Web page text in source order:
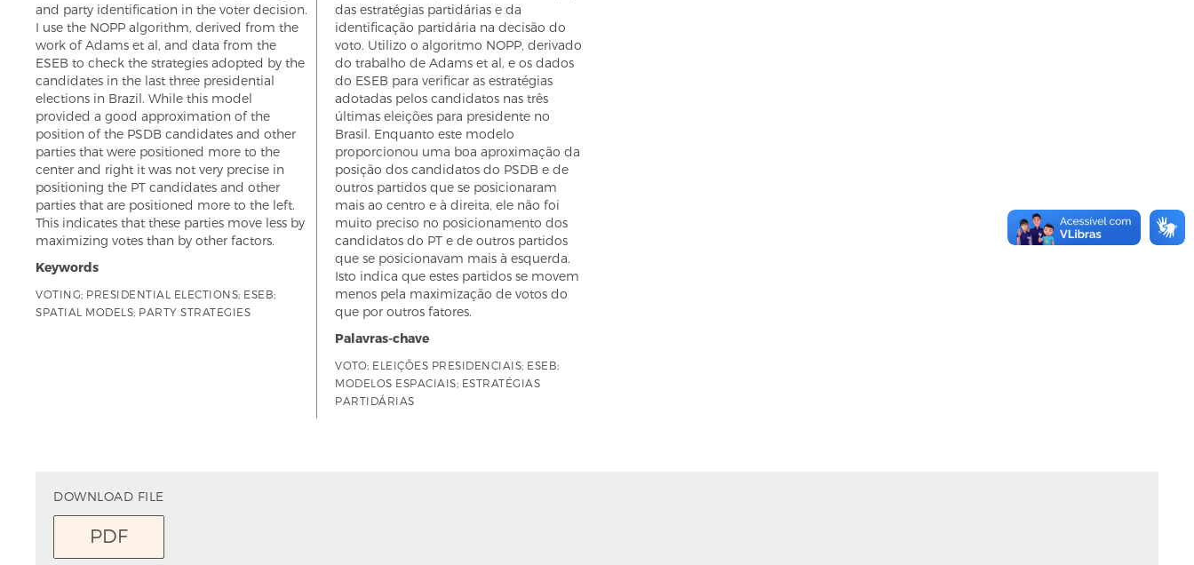
and party identification in the voter decision.
I use the NOPP algorithm, derived from the
work of Adams et al, and data from the
ESEB to check the strategies adopted by the
candidates in the last three presidential
elections in Brazil. While this model
provided a good approximation of the
position of the PSDB candidates and other
parties that were positioned more to the
center and right it was not very precise in
positioning the PT candidates and other
parties that are positioned more to the left.
This indicates that these parties move less by
maximizing votes than by other factors.
Keywords
VOTING; PRESIDENTIAL ELECTIONS; ESEB;
SPATIAL MODELS; PARTY STRATEGIES
das estratégias partidárias e da
identificação partidária na decisão do
voto. Utilizo o algoritmo NOPP, derivado
do trabalho de Adams et al, e os dados
do ESEB para verificar as estratégias
adotadas pelos candidatos nas três
últimas eleições para presidente no
Brasil. Enquanto este modelo
proporcionou uma boa aproximação da
posição dos candidatos do PSDB e de
outros partidos que se posicionaram
mais ao centro e à direita, ele não foi
muito preciso no posicionamento dos
candidatos do PT e de outros partidos
que se posicionavam mais à esquerda.
Isto indica que estes partidos se movem
menos pela maximização de votos do
que por outros fatores.
Palavras-chave
VOTO; ELEIÇÕES PRESIDENCIAIS; ESEB;
MODELOS ESPACIAIS; ESTRATÉGIAS
PARTIDÁRIAS
DOWNLOAD FILE
PDF